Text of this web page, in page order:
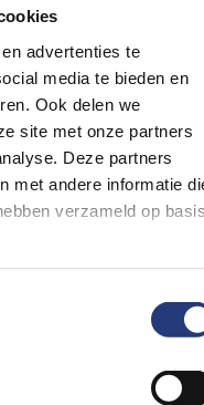
advertenties te
media te bieden en
Ook delen we
site met onze partners
Deze partners
met andere informatie
verzameld op